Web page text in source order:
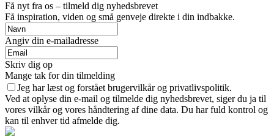
Få nyt fra os – tilmeld dig nyhedsbrevet
Få inspiration, viden og små genveje direkte i din indbakke.
Angiv din e-mailadresse
Skriv dig op
Mange tak for din tilmelding
Jeg har læst og forstået brugervilkår og privatlivspolitik.
Ved at oplyse din e-mail og tilmelde dig nyhedsbrevet, siger du ja til
vores vilkår og vores håndtering af dine data. Du har fuld kontrol og
kan til enhver tid afmelde dig.